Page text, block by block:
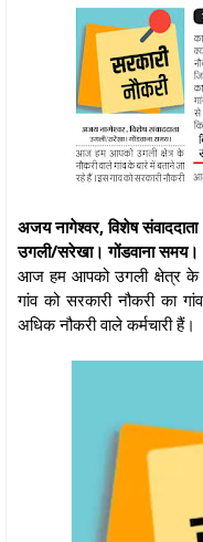
अजय नागेश्‍वर, विशेष संवाददाता
उगली/सरेखा। गोंडवाना समय।
आज हम आपको उगली क्षेत्र के
गांव को सरकारी नौकरी का
अधिक नौकरी वाले कर्मचारी हैं।